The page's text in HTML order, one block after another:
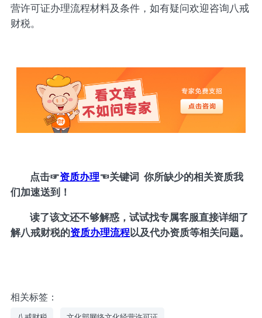
营许可证办理流程材料及条件，如有疑问欢迎咨询八戒
财税。
点击☞资质办理☜关键词 你所缺少的相关资质我
们加速送到！
读了该文还不够解惑，试试找专属客服直接详细了
解八戒财税的资质办理流程以及代办资质等相关问题。
相关标签：